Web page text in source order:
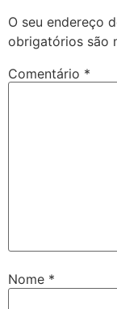
O seu endereço
obrigatórios são
Comentário *
Nome *